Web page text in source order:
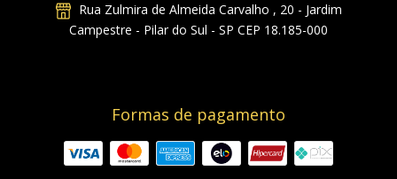
Rua Zulmira de Almeida Carvalho , 20 - Jardim
Campestre - Pilar do Sul - SP CEP 18.185-000
Formas de pagamento